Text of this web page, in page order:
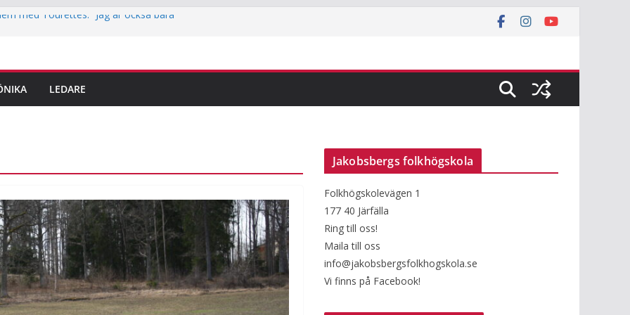
med Tourettes: “Jag är också bara
reporter testar parkour
LEDARE
Jakobsbergs folkhögskola
Folkhögskolevägen 1
177 40 Järfälla
Ring till oss!
Maila till oss
info@jakobsbergsfolkhogskola.se
Vi finns på Facebook!